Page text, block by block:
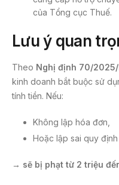
của Tổng cục Thuế.
Lưu ý quan
Theo Nghị định 70/
kinh doanh bắt buộc sử
tính tiền. Nếu:
Không lập hóa đơn,
Hoặc lập sai quy định
→ sẽ bị phạt từ 2 triệu